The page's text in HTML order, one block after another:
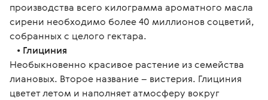
производства всего килограмма ароматного масла
сирени необходимо более 40 миллионов соцветий,
собранных с целого гектара.
• Глициния
Необыкновенно красивое растение из семейства
лиановых. Второе название – вистерия. Глициния
цветет летом и наполняет атмосферу вокруг